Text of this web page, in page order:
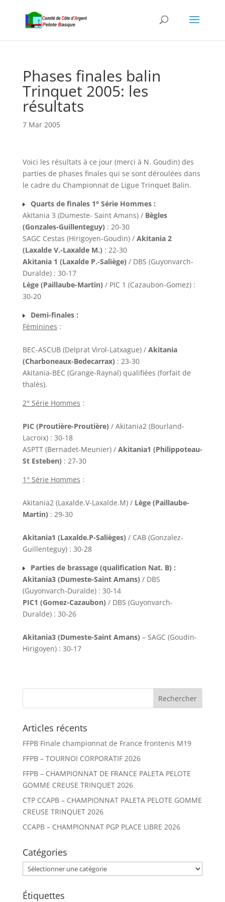
Phases finales balin
Trinquet 2005: les
résultats
7 Mar 2005
Voici les résultats à ce jour (merci à N. Goudin) des
parties de phases finales qui se sont déroulées dans
le cadre du Championnat de Ligue Trinquet Balin.
Quarts de finales 1° Série Hommes :
Akitania 3 (Dumeste- Saint Amans) / Bègles
(Gonzales-Guillenteguy) : 20-30
SAGC Cestas (Hirigoyen-Goudin) / Akitania 2
(Laxalde V.-Laxalde M.) : 22-30
Akitania 1 (Laxalde P.-Saliège) / DBS (Guyonvarch-
Duralde) : 30-17
Lège (Paillaube-Martin) / PIC 1 (Cazaubon-Gomez) :
30-20
Demi-finales :
Féminines :
BEC-ASCUB (Delprat Virol-Latxague) / Akitania
(Charboneaux-Bedecarrax) : 23-30
Akitania-BEC (Grange-Raynal) qualifiées (forfait de
thalès).
2° Série Hommes :
PIC (Proutière-Proutière) / Akitania2 (Bourland-
Lacroix) : 30-18
ASPTT (Bernadet-Meunier) / Akitania1 (Philippoteau-
St Esteben) : 27-30
1° Série Hommes :
Akitania2 (Laxalde.V-Laxalde.M) / Lège (Paillaube-
Martin) : 29-30
Akitania1 (Laxalde.P-Salièges) / CAB (Gonzalez-
Guillenteguy) : 30-28
Parties de brassage (qualification Nat. B) :
Akitania3 (Dumeste-Saint Amans) / DBS
(Guyonvarch-Duralde) : 30-14
PIC1 (Gomez-Cazaubon) / DBS (Guyonvarch-
Duralde) : 30-26
Akitania3 (Dumeste-Saint Amans) – SAGC (Goudin-
Hirigoyen) : 30-17
Articles récents
FFPB Finale championnat de France frontenis M19
FFPB – TOURNOI CORPORATIF 2026
FFPB – CHAMPIONNAT DE FRANCE PALETA PELOTE
GOMME CREUSE TRINQUET 2026
CTP CCAPB – CHAMPIONNAT PALETA PELOTE GOMME
CREUSE TRINQUET 2026
CCAPB – CHAMPIONNAT PGP PLACE LIBRE 2026
Catégories
Catégories
Étiquettes